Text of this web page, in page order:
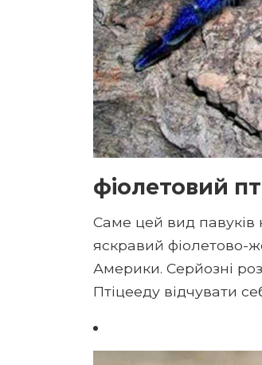
фіолетовий
Саме цей вид павуків
яскравий фіолетово-
Америки. Серйозні
Птіцееду відчувати